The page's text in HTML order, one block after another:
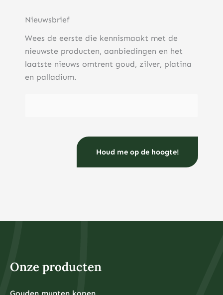
Nieuwsbrief
Wees de eerste die kennismaakt met de
nieuwste producten, aanbiedingen en het
laatste nieuws omtrent goud, zilver, platina
en palladium.
Onze producten